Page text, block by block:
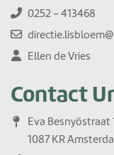
0252 - 413468
Ellen de Vries
Contact
Eva Besnyöstraat
1087 KR